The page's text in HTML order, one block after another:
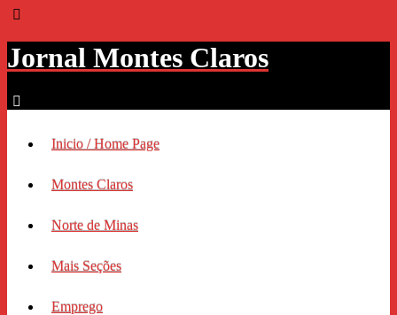
Jornal Montes Claros
Inicio / Home Page
Montes Claros
Norte de Minas
Mais Seções
Emprego